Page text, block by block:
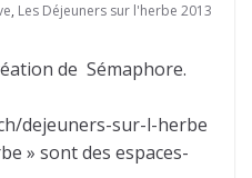
, Les Déjeuners sur l'herbe 2013
de Sémaphore.
dejeuners-sur-l-herbe
» sont des espaces-